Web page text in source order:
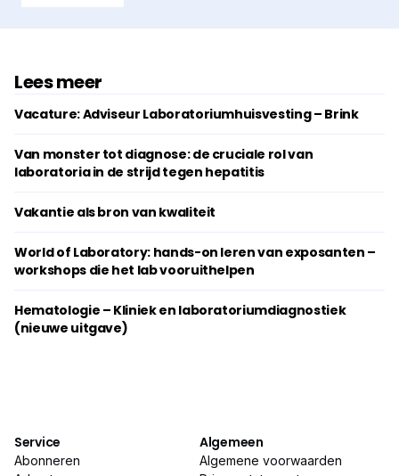
Lees meer
Vacature: Adviseur Laboratoriumhuisvesting – Brink
Van monster tot diagnose: de cruciale rol van
laboratoria in de strijd tegen hepatitis
Vakantie als bron van kwaliteit
World of Laboratory: hands-on leren van exposanten –
workshops die het lab vooruithelpen
Hematologie – Kliniek en laboratoriumdiagnostiek
(nieuwe uitgave)
Service
Abonneren
Algemeen
Algemene voorwaarden